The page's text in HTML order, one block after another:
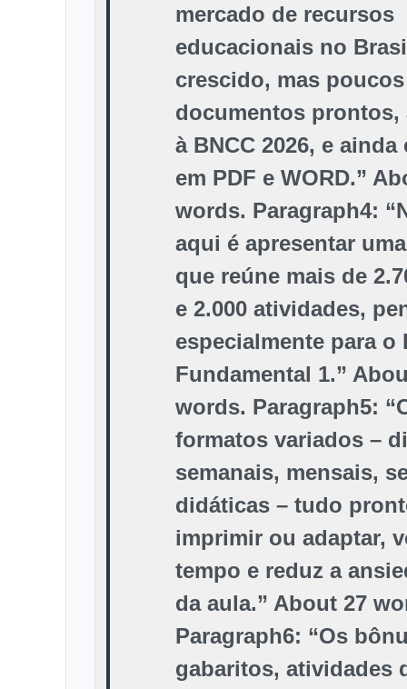
mercado de recursos
educacionais no
crescido, mas
documentos prontos,
à BNCC 2026, e
em PDF e WORD.”
words. Paragraph4:
aqui é apresentar
que reúne mais de
e 2.000 atividades,
especialmente para o
Fundamental 1.”
words. Paragraph5:
formatos variados –
semanais, mensais,
didáticas – tudo
imprimir ou adaptar,
tempo e reduz a
da aula.” About 27
Paragraph6: “Os
gabaritos, atividades